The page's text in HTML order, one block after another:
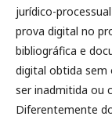
jurídico-
prova digital no
bibliográfica e
digital obtida sem
ser inadmitida ou
Diferentemente